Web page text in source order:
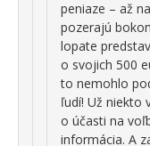
peniaze – až
pozerajú
lopate
o svojich 500
to nemohlo
ľudí! Už niekto
o účasti na
informácia. A